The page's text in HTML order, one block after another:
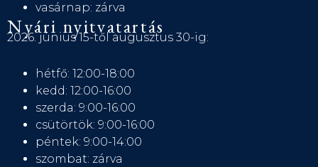
vasárnap: zárva
Nyári nyitvatartás
2026. június 15-től augusztus 30-ig:
hétfő: 12:00-18:00
kedd: 12:00-16:00
szerda: 9:00-16:00
csütörtök: 9:00-16:00
péntek: 9:00-14:00
szombat: zárva